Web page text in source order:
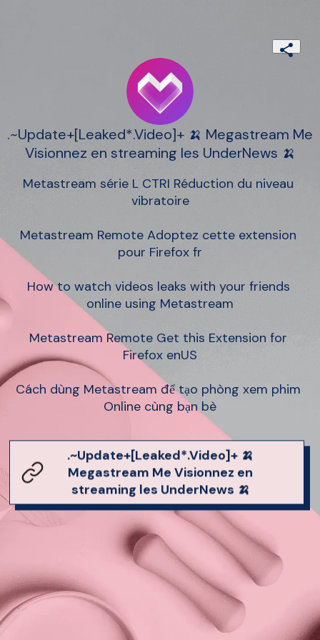
.~Update+[Leaked*.Video]+ 🍌 Megastream Me
Visionnez en streaming les UnderNews 🍌
Metastream série L CTRI Réduction du niveau
vibratoire
Metastream Remote Adoptez cette extension
pour Firefox fr
How to watch videos leaks with your friends
online using Metastream
Metastream Remote Get this Extension for
Firefox enUS
Cách dùng Metastream để tạo phòng xem phim
Online cùng bạn bè
.~Update+[Leaked*.Video]+ 🍌
Megastream Me Visionnez en
streaming les UnderNews 🍌